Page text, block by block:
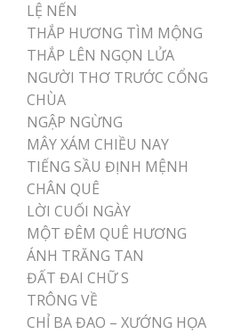
LỆ NẾN
THẮP HƯƠNG TÌM MỘNG
THẮP LÊN NGỌN LỬA
NGƯỜI THƠ TRƯỚC CỔNG
CHÙA
NGẬP NGỪNG
MÂY XÁM CHIỀU NAY
TIẾNG SẦU ĐỊNH MỆNH
CHÂN QUÊ
LỜI CUỐI NGÀY
MỘT ĐÊM QUÊ HƯƠNG
ÁNH TRĂNG TAN
ĐẤT ĐAI CHỮ S
TRÔNG VỀ
CHỈ BA ĐAO – XƯỚNG HỌA